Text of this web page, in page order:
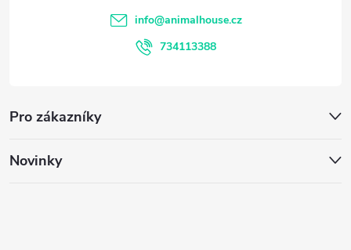
Pro zákazníky
Novinky
info@animalhouse.cz
734113388